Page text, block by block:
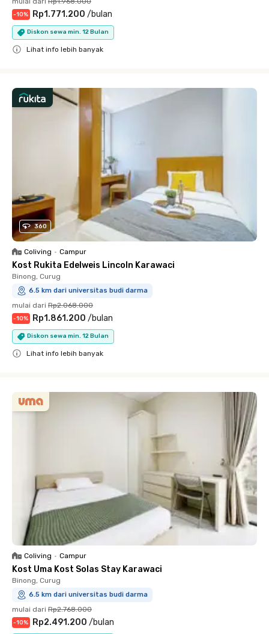
-10% Rp1.771.200 /bulan
Diskon sewa min. 12 Bulan
Lihat info lebih banyak
360
Coliving • Campur
Kost Rukita Edelweis Lincoln Karawaci
Binong, Curug
6.5 km dari universitas budi darma
mulai dari Rp2.068.000
-10% Rp1.861.200 /bulan
Diskon sewa min. 12 Bulan
Lihat info lebih banyak
Coliving • Campur
Kost Uma Kost Solas Stay Karawaci
Binong, Curug
6.5 km dari universitas budi darma
mulai dari Rp2.768.000
-10% Rp2.491.200 /bulan